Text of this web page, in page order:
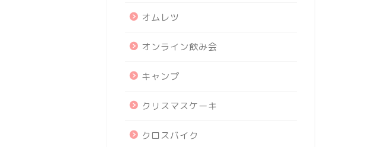
オムレツ
オンライン飲み会
キャンプ
クリスマスケーキ
クロスバイク